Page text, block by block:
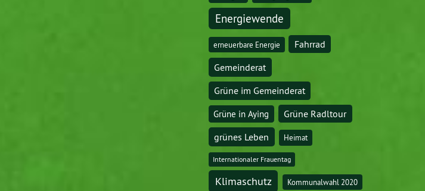
Energiewende
erneuerbare Energie Fahrrad
Gemeinderat
Grüne im Gemeinderat
Grüne in Aying Grüne Radltour
grünes Leben Heimat
Internationaler Frauentag
Klimaschutz Kommunalwahl 2020